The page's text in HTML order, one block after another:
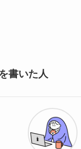
書いた人